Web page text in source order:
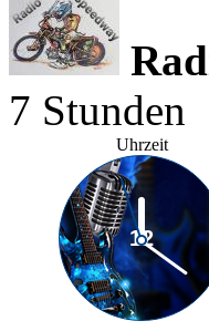
7 Stunden
Uhrzeit